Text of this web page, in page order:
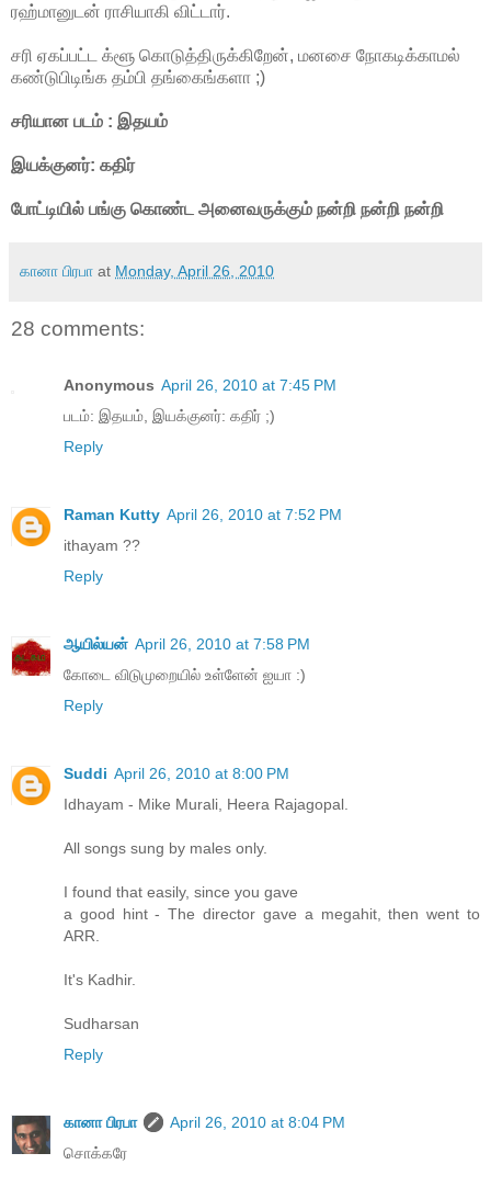
ரஹ்மானுடன் ராசியாகி விட்டார்.
சரி ஏகப்பட்ட க்ளூ கொடுத்திருக்கிறேன், மனசை நோகடிக்காமல்
கண்டுபிடிங்க தம்பி தங்கைங்களா ;)
சரியான படம் : இதயம்
இயக்குனர்: கதிர்
போட்டியில் பங்கு கொண்ட அனைவருக்கும் நன்றி நன்றி நன்றி
கானா பிரபா at Monday, April 26, 2010
28 comments:
Anonymous April 26, 2010 at 7:45 PM
படம்: இதயம், இயக்குனர்: கதிர் ;)
Reply
Raman Kutty April 26, 2010 at 7:52 PM
ithayam ??
Reply
ஆயில்யன் April 26, 2010 at 7:58 PM
கோடை விடுமுறையில் உள்ளேன் ஐயா :)
Reply
Suddi April 26, 2010 at 8:00 PM
Idhayam - Mike Murali, Heera Rajagopal.
All songs sung by males only.
I found that easily, since you gave
a good hint - The director gave a megahit, then went to
ARR.
It's Kadhir.
Sudharsan
Reply
கானா பிரபா
April 26, 2010 at 8:04 PM
சொக்கரே